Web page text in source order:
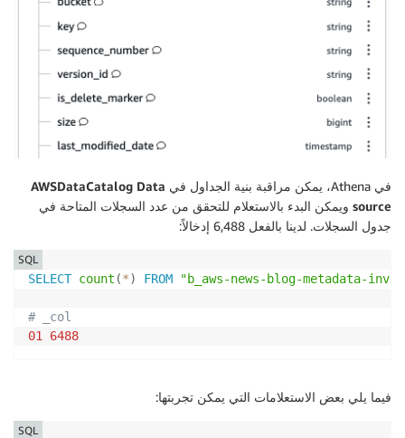
في Athena، يمكن مراقبة بنية الجداول في
AWSDataCatalog Data
source ويمكن البدء بالاستعلام للتحقق من عدد السجلات المتاحة في
جدول السجلات. لدينا بالفعل 6,488 إدخالاً:
SELECT count (*) FROM "b_aws-news-blog-metadata-
# _col
01
6488
SQL
فيما يلي بعض الاستعلامات التي يمكن تجربتها:
SQL